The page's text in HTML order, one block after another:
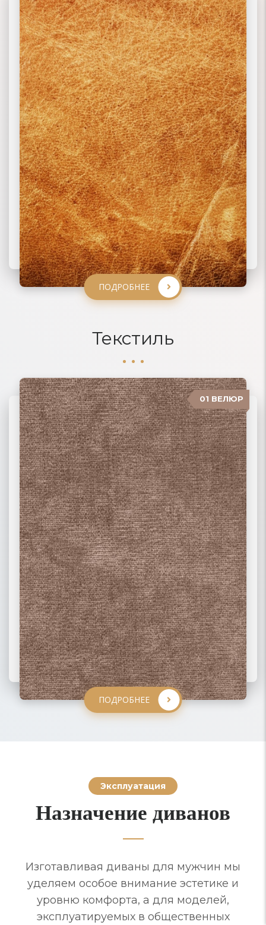
ПОДРОБНЕЕ
ПОДРОБНЕЕ
02 ЭКОКОЖА
ПОДРОБНЕЕ
03 ИСКУССТВЕННАЯ КОЖА
ПОДРОБНЕЕ
Текстиль
06 ЖАККАРД
ПОДРОБНЕЕ
01 ВЕЛЮР
ПОДРОБНЕЕ
02 РОГОЖКА
ПОДРОБНЕЕ
03 ФЛОК
ПОДРОБНЕЕ
Эксплуатация
Назначение диванов
Изготавливая диваны для мужчин мы
уделяем особое внимание эстетике и
уровню комфорта, а для моделей,
эксплуатируемых в общественных